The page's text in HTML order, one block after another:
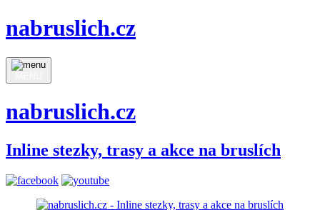
nabruslich.cz
nabruslich.cz
Inline stezky, trasy a akce na bruslích